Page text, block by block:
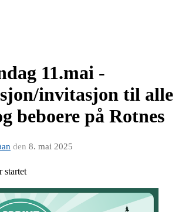
11.mai -
invitasjon til alle
beboere på Rotnes
den 8. mai 2025
startet